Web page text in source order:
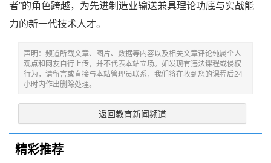
者”的角色跨越，为先进制造业输送兼具理论功底与实战能
力的新一代技术人才。
声明：频道所载文章、图片、数据等内容以及相关文章评论纯属个人
观点和网友自行上传，并不代表本站立场。如发现有违法课程或侵权
行为，请留言或直接与本站管理员联系，我们将在收到您的课程后24
小时内作出删除处理。
返回教育新闻频道
精彩推荐